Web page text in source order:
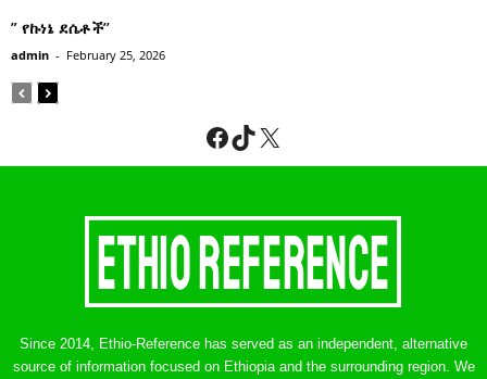
” የኩነኔ ደሴቶች’’
admin - February 25, 2026
Facebook
TikTok
X
Since 2014, Ethio-Reference has served as an independent, alternative
source of information focused on Ethiopia and the surrounding region. We